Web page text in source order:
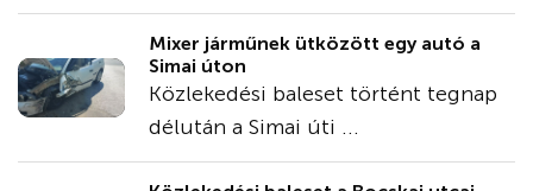
Mixer járműnek ütközött egy autó a
Simai úton
Közlekedési baleset történt tegnap
délután a Simai úti ...